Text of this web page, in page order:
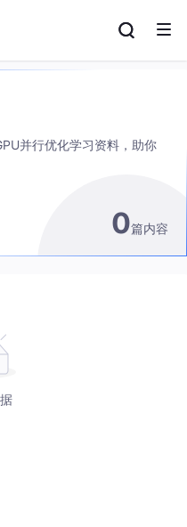
并行优化学习资料，助你
0篇内容